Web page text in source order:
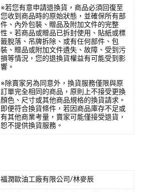
※若您有意申請退換貨，商品必須回復至
您收到商品時的原始狀態，並確保所有部
件、內外包裝、贈品及附加文件的完整
性。若商品或贈品已拆封使用、貼紙或標
籤脫落、吊牌拆除、或有任何部件、包
裝、贈品或附加文件遺失、故障、受到污
損等情況，您的退換貨權益有可能受到影
響。
※除賣家另為同意外，換貨服務僅限與原
訂單完全相同的商品，原則上不接受更換
顏色、尺寸或其他商品規格的換貨請求。
即便符合換貨條件，若因商品庫存不足或
有其他商業考量，賣家可能僅接受退貨，
恕不提供換貨服務。
福潤歐油工廠有限公司/林麥辰